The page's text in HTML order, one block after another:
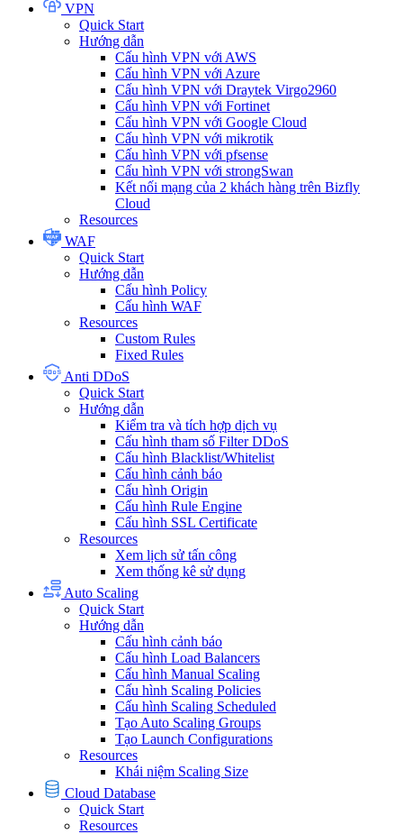
VPN
Quick Start
Hướng dẫn
Cấu hình VPN với AWS
Cấu hình VPN với Azure
Cấu hình VPN với Draytek Virgo2960
Cấu hình VPN với Fortinet
Cấu hình VPN với Google Cloud
Cấu hình VPN với mikrotik
Cấu hình VPN với pfsense
Cấu hình VPN với strongSwan
Kết nối mạng của 2 khách hàng trên Bizfly
Cloud
Resources
WAF
Quick Start
Hướng dẫn
Cấu hình Policy
Cấu hình WAF
Resources
Custom Rules
Fixed Rules
Anti DDoS
Quick Start
Hướng dẫn
Kiểm tra và tích hợp dịch vụ
Cấu hình tham số Filter DDoS
Cấu hình Blacklist/Whitelist
Cấu hình cảnh báo
Cấu hình Origin
Cấu hình Rule Engine
Cấu hình SSL Certificate
Resources
Xem lịch sử tấn công
Xem thống kê sử dụng
Auto Scaling
Quick Start
Hướng dẫn
Cấu hình cảnh báo
Cấu hình Load Balancers
Cấu hình Manual Scaling
Cấu hình Scaling Policies
Cấu hình Scaling Scheduled
Tạo Auto Scaling Groups
Tạo Launch Configurations
Resources
Khái niệm Scaling Size
Cloud Database
Quick Start
Resources